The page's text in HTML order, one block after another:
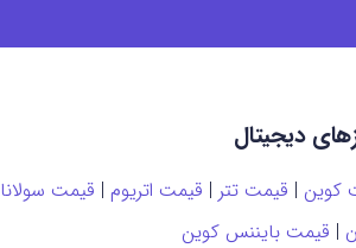
دیجیتال
کوین | قیمت تتر | قیمت اتریوم | قیمت سولانا
| قیمت بایننس کوین